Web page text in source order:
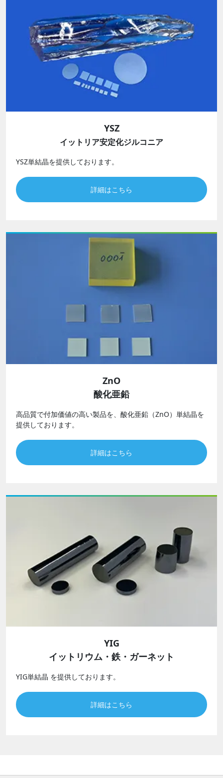
YSZ
イットリア安定化ジルコニア
YSZ単結晶を提供しております。
詳細はこちら
ZnO
酸化亜鉛
高品質で付加価値の高い製品を、酸化亜鉛（ZnO）単結晶を
提供しております。
詳細はこちら
YIG
イットリウム・鉄・ガーネット
YIG単結晶 を提供しております。
詳細はこちら